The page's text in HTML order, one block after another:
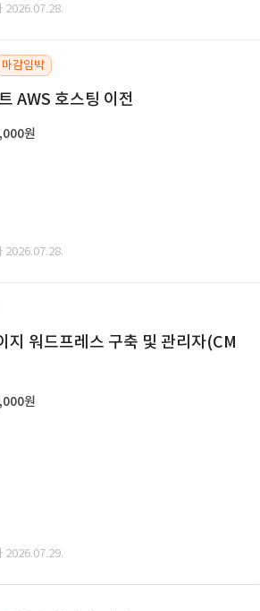
2026.07.28.
마감임박
AWS 호스팅 이전
원
2026.07.28.
지 워드프레스 구축 및 관리자(CM
원
2026.07.29.